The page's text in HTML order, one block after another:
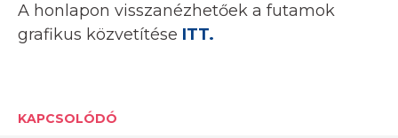
A honlapon visszanézhetőek a futamok
grafikus közvetítése ITT.
KAPCSOLÓDÓ